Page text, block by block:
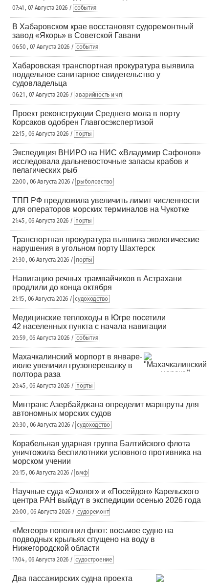
07:41 , 07 Августа 2026 / события
В Хабаровском крае восстановят судоремонтный
завод «Якорь» в Советской Гавани
06:50 , 07 Августа 2026 / события
Хабаровская транспортная прокуратура выявила
поддельное санитарное свидетельство у
судовладельца
06:21 , 07 Августа 2026 / аварийность и чп
Проект реконструкции Среднего мола в порту
Корсаков одобрен Главгосэкспертизой
22:15 , 06 Августа 2026 / порты
Экспедиция ВНИРО на НИС «Владимир Сафонов»
исследовала дальневосточные запасы крабов и
пелагических рыб
22:00 , 06 Августа 2026 / рыболовство
ТПП РФ предложила увеличить лимит численности
для операторов морских терминалов на Чукотке
21:45 , 06 Августа 2026 / порты
Транспортная прокуратура выявила экологические
нарушения в угольном порту Шахтерск
21:30 , 06 Августа 2026 / порты
Навигацию речных трамвайчиков в Астрахани
продлили до конца октября
21:15 , 06 Августа 2026 / судоходство
Медицинские теплоходы в Югре посетили
42 населенных пункта с начала навигации
20:59 , 06 Августа 2026 / события
Махачкалинский морпорт в январе-
июле увеличил грузоперевалку в
полтора раза
20:45 , 06 Августа 2026 / порты
Минтранс Азербайджана определит маршруты для
автономных морских судов
20:30 , 06 Августа 2026 / судоходство
Корабельная ударная группа Балтийского флота
уничтожила беспилотники условного противника на
морском учении
20:15 , 06 Августа 2026 / вмф
Научные суда «Эколог» и «Посейдон» Карельского
центра РАН выйдут в экспедиции осенью 2026 года
20:00 , 06 Августа 2026 / судоремонт
«Метеор» пополнил флот: восьмое судно на
подводных крыльях спущено на воду в
Нижегородской области
17:04 , 06 Августа 2026 / судостроение
Два пассажирских судна проекта